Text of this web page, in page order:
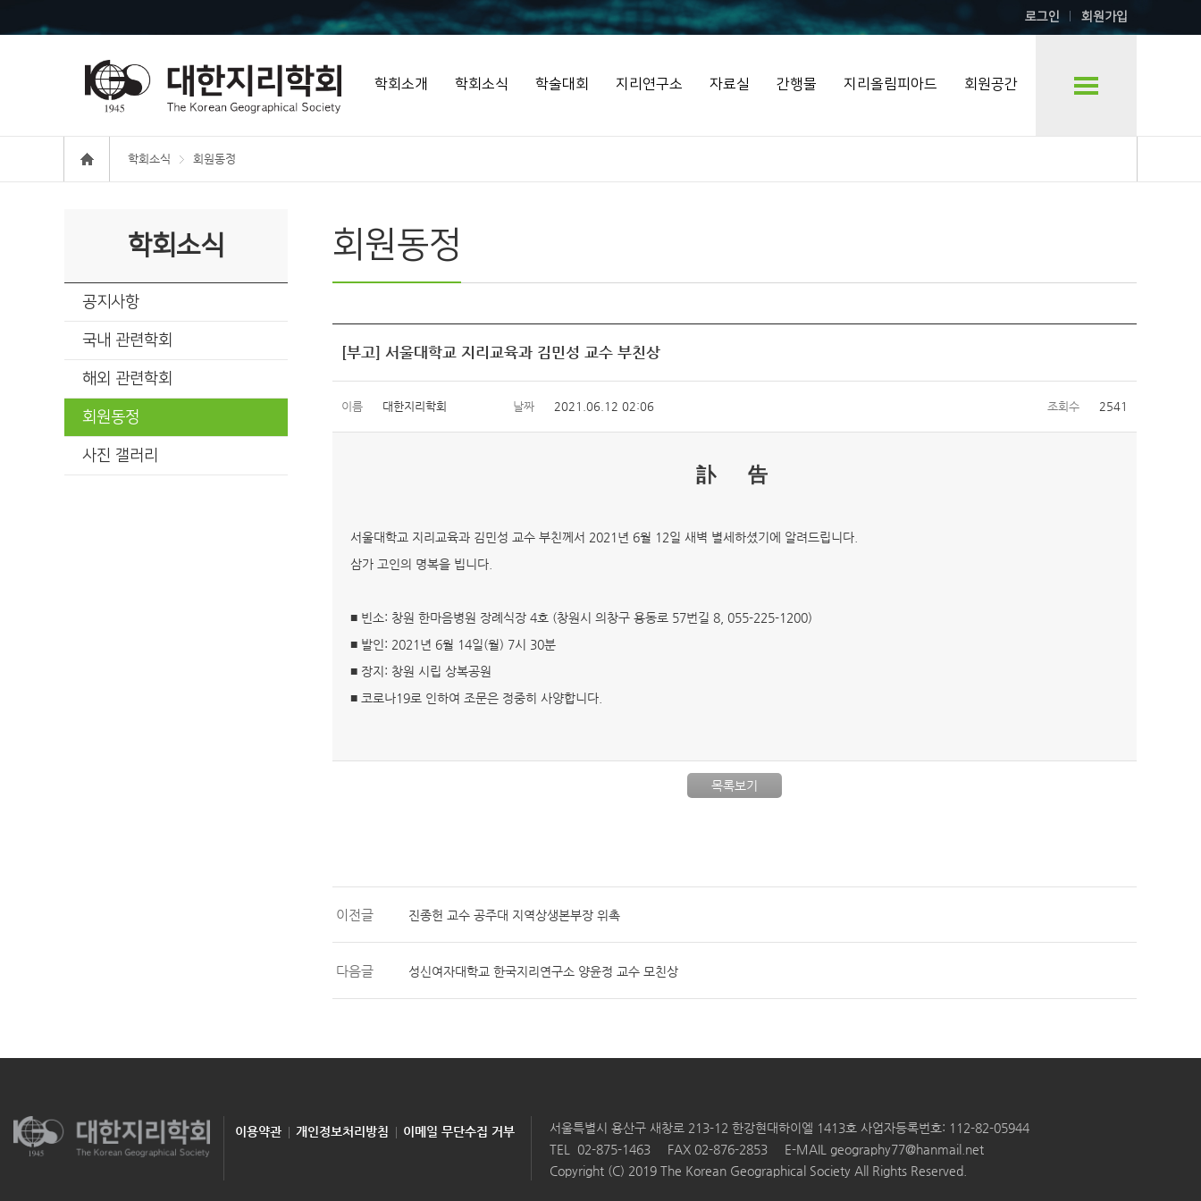
로그인 회원가입
학회소개 학회소식 학술대회 지리연구소 자료실 간행물 지리올림피아드 회원공간
학회소식 회원동정
학회소식
공지사항
국내 관련학회
해외 관련학회
회원동정
사진 갤러리
회원동정
[부고] 서울대학교 지리교육과 김민성 교수 부친상
이름 대한지리학회 날짜 2021.06.12 02:06 조회수 2541
訃 告
서울대학교 지리교육과 김민성 교수 부친께서 2021년 6월 12일 새벽 별세하셨기에 알려드립니다.
삼가 고인의 명복을 빕니다.
■ 빈소: 창원 한마음병원 장례식장 4호 (창원시 의창구 용동로 57번길 8, 055-225-1200)
■ 발인: 2021년 6월 14일(월) 7시 30분
■ 장지: 창원 시립 상복공원
■ 코로나19로 인하여 조문은 정중히 사양합니다.
목록보기
이전글 진종헌 교수 공주대 지역상생본부장 위촉
다음글 성신여자대학교 한국지리연구소 양윤정 교수 모친상
이용약관 개인정보처리방침 이메일 무단수집 거부 서울특별시 용산구 새창로 213-12 한강현대하이엘 1413호 사업자등록번호: 112-82-05944
TEL 02-875-1463 FAX 02-876-2853 E-MAIL geography77@hanmail.net
Copyright (C) 2019 The Korean Geographical Society All Rights Reserved.